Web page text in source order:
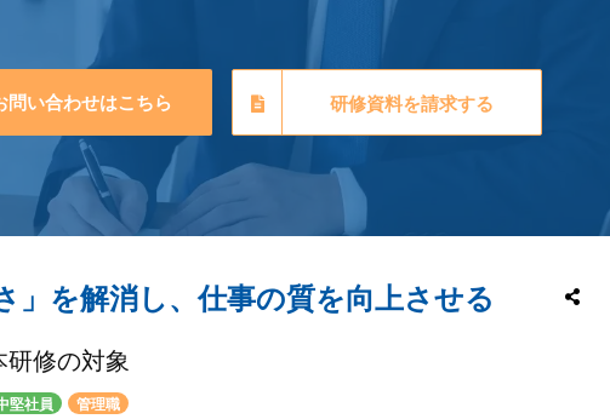
問い合わせはこちら 研修資料を請求する
」を解消し、仕事の質を向上させる
研修の対象
堅社員 管理職